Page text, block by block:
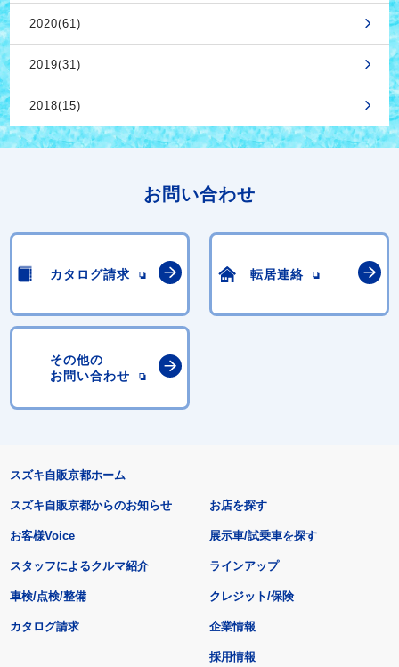
2020(61)
2019(31)
2018(15)
お問い合わせ
カタログ請求 転居連絡
その他の
お問い合わせ
スズキ自販京都ホーム
スズキ自販京都からのお知らせ
お客様Voice
スタッフによるクルマ紹介
お店を探す
展示車/試乗車を探す
ラインアップ
車検/点検/整備 クレジット/保険
カタログ請求 企業情報
採用情報